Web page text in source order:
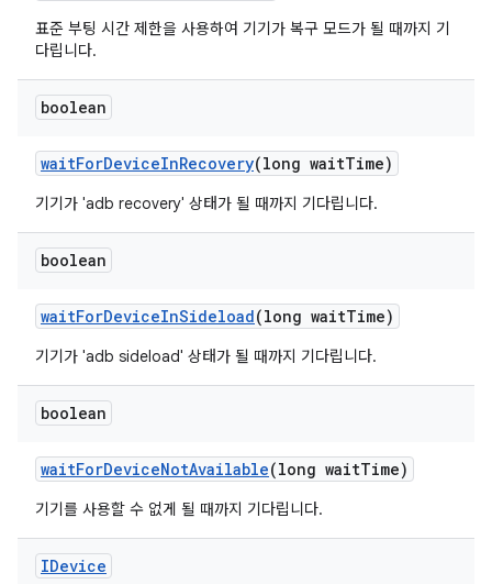
표준 부팅 시간 제한을 사용하여 기기가 복구 모드가 될 때까지 기
다립니다.
boolean
waitForDeviceInRecovery(long waitTime)
기기가 'adb recovery' 상태가 될 때까지 기다립니다.
boolean
waitForDeviceInSideload(long waitTime)
기기가 'adb sideload' 상태가 될 때까지 기다립니다.
boolean
waitForDeviceNotAvailable(long waitTime)
기기를 사용할 수 없게 될 때까지 기다립니다.
IDevice